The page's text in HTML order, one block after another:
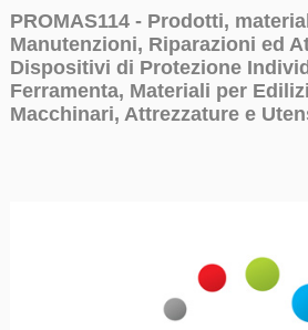
PROMAS114 - Prodotti,
Manutenzioni, Riparazioni ed
Dispositivi di Protezione
Ferramenta, Materiali per
Macchinari, Attrezzature e